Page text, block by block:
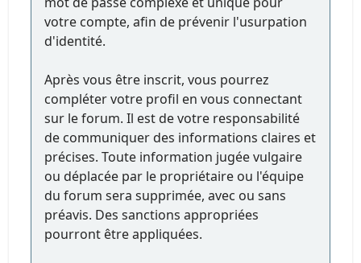
votre compte, afin de prévenir l'usurpation
d'identité.
Après vous être inscrit, vous pourrez
compléter votre profil en vous connectant
sur le forum. Il est de votre responsabilité
de communiquer des informations claires et
précises. Toute information jugée vulgaire
ou déplacée par le propriétaire ou l'équipe
du forum sera supprimée, avec ou sans
préavis. Des sanctions appropriées
pourront être appliquées.